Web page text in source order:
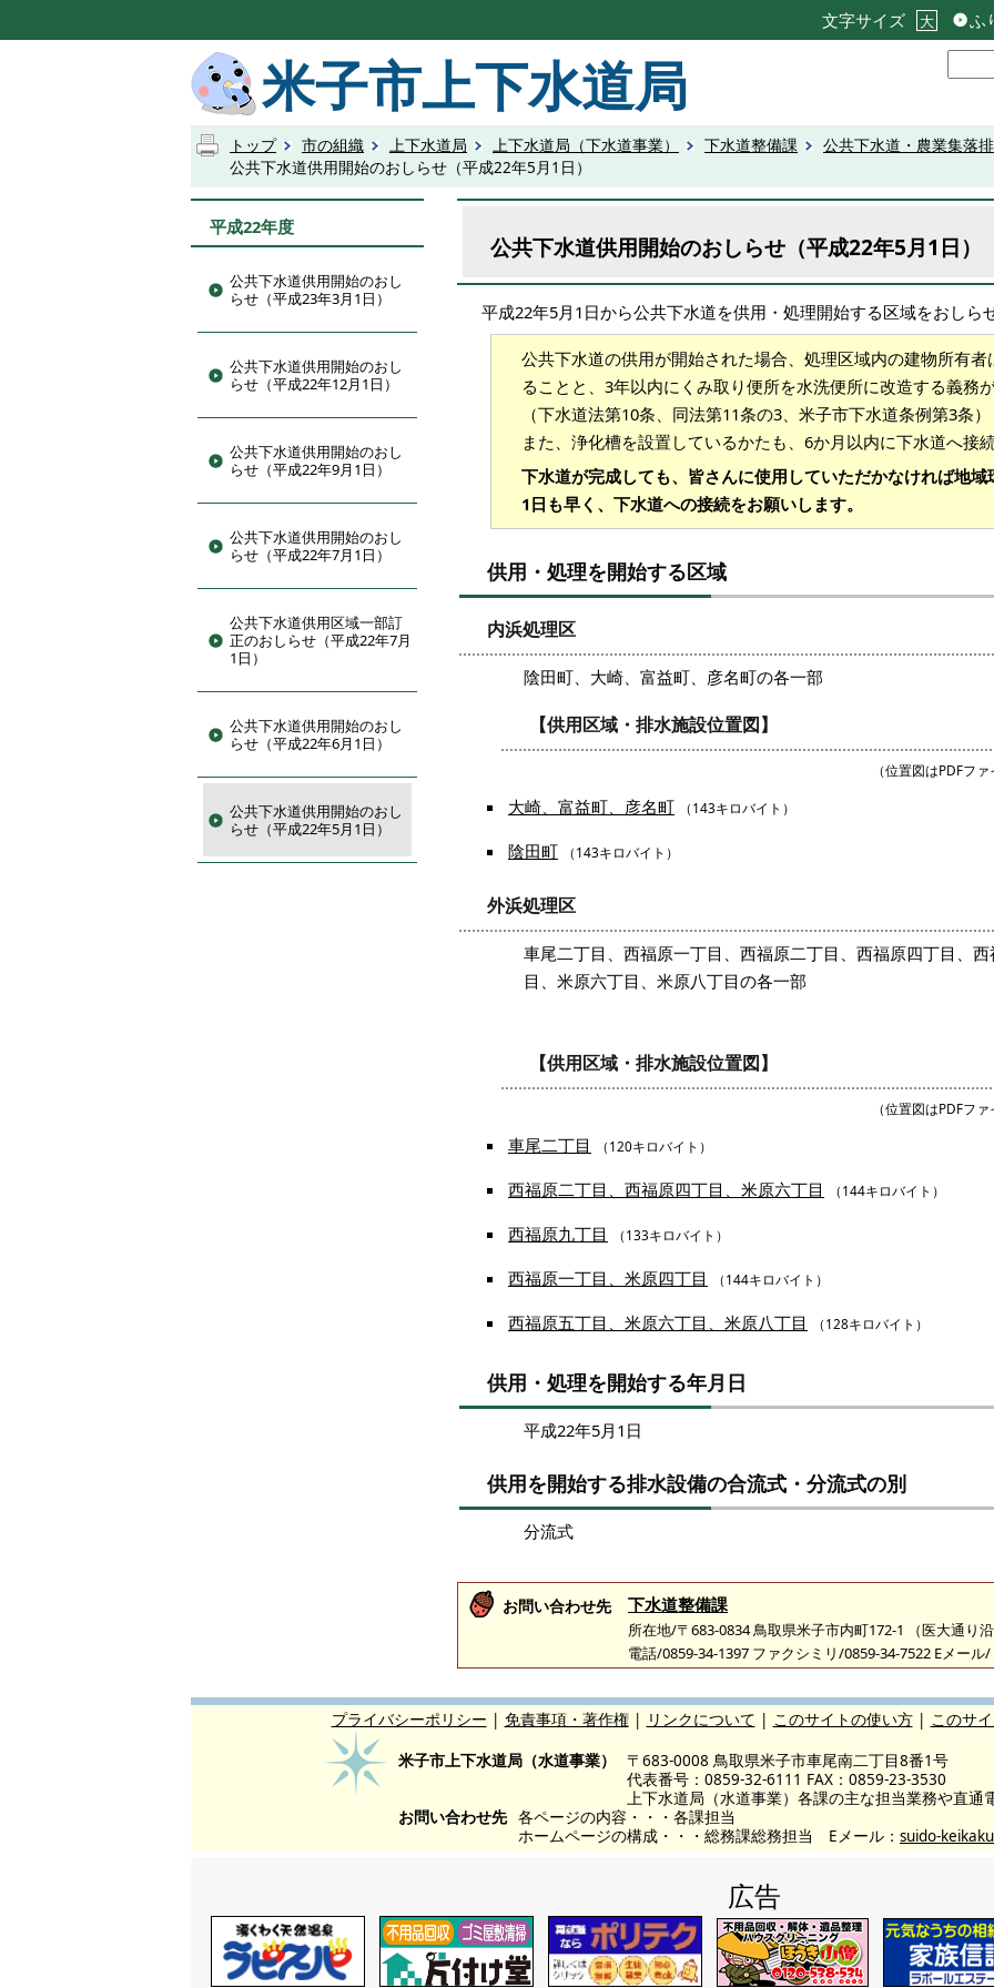
文字サイズ 大 ふ
米子市上下水道局
トップ 市の組織 上下水道局 上下水道局（下水道事業） 下水道整備課 公共下水道・農業集落
公共下水道供用開始のおしらせ（平成22年5月1日）
平成22年度
公共下水道供用開始のおし
らせ（平成23年3月1日）
公共下水道供用開始のおし
らせ（平成22年12月1日）
公共下水道供用開始のおし
らせ（平成22年9月1日）
公共下水道供用開始のおし
らせ（平成22年7月1日）
公共下水道供用区域一部訂
正のおしらせ（平成22年7月
1日）
公共下水道供用開始のおし
らせ（平成22年6月1日）
公共下水道供用開始のおし
らせ（平成22年5月1日）
公共下水道供用開始のおしらせ（平成22年5月1日）
平成22年5月1日から公共下水道を供用・処理開始する区域をおしら
公共下水道の供用が開始された場合、処理区域内の建物所有
ることと、3年以内にくみ取り便所を水洗便所に改造する義務が
（下水道法第10条、同法第11条の3、米子市下水道条例第3条）
また、浄化槽を設置しているかたも、6か月以内に下水道へ接
下水道が完成しても、皆さんに使用していただかなければ地域
1日も早く、下水道への接続をお願いします。
供用・処理を開始する区域
内浜処理区
陰田町、大崎、富益町、彦名町の各一部
【供用区域・排水施設位置図】
（位置図はPDFフ
大崎、富益町、彦名町 （143キロバイト）
陰田町 （143キロバイト）
外浜処理区
車尾二丁目、西福原一丁目、西福原二丁目、西福原四丁目、
目、米原六丁目、米原八丁目の各一部
【供用区域・排水施設位置図】
（位置図はPDFフ
車尾二丁目 （120キロバイト）
西福原二丁目、西福原四丁目、米原六丁目 （144キロバイト）
西福原九丁目 （133キロバイト）
西福原一丁目、米原四丁目 （144キロバイト）
西福原五丁目、米原六丁目、米原八丁目 （128キロバイト）
供用・処理を開始する年月日
平成22年5月1日
供用を開始する排水設備の合流式・分流式の別
分流式
お問い合わせ先 下水道整備課
所在地/〒683-0834 鳥取県米子市内町172-1 （医大通り沿
電話/0859-34-1397 ファクシミリ/0859-34-7522 Eメール/
プライバシーポリシー | 免責事項・著作権 | リンクについて | このサイトの使い方 | このサ
米子市上下水道局（水道事業）
〒683-0008 鳥取県米子市車尾南二丁目8番1号
代表番号：0859-32-6111 FAX：0859-23-3530
上下水道局（水道事業）各課の主な担当業務や直通
お問い合わせ先 各ページの内容・・・各課担当
ホームページの構成・・・総務課総務担当 Eメール： suido-
広告